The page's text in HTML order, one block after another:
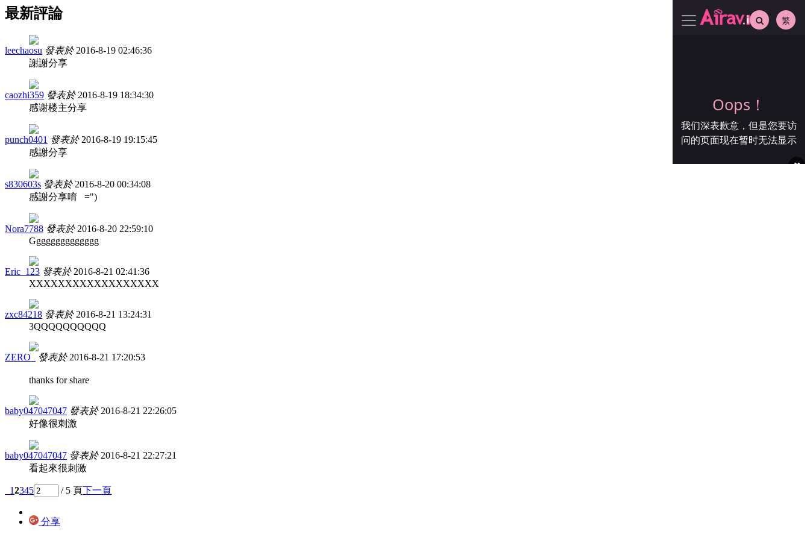
最新評論
leechaosu 發表於 2016-8-19 02:46:36
謝謝分享
caozhi359 發表於 2016-8-19 18:34:30
感谢楼主分享
punch0401 發表於 2016-8-19 19:15:45
感謝分享
s830603s 發表於 2016-8-20 00:34:08
感謝分享唷 =")
Nora7788 發表於 2016-8-20 22:59:10
Gggggggggggggg
Eric_123 發表於 2016-8-21 02:41:36
XXXXXXXXXXXXXXXXXX
zxc84218 發表於 2016-8-21 13:24:31
3QQQQQQQQQQ
ZERO_ 發表於 2016-8-21 17:20:53
thanks for share
baby047047047 發表於 2016-8-21 22:26:05
好像很刺激
baby047047047 發表於 2016-8-21 22:27:21
看起來很刺激
12345 / 5 頁下一頁
分享